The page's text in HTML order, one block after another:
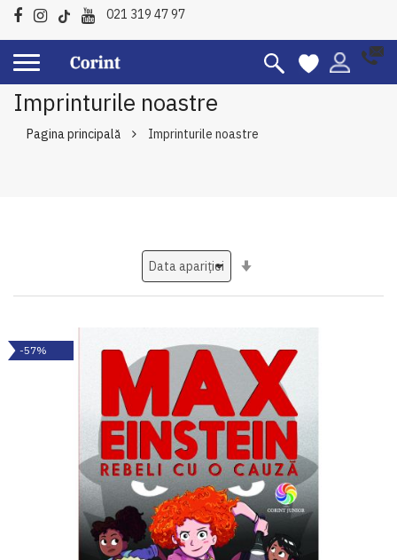
021 319 47 97
Imprinturile noastre
Pagina principală Imprinturile noastre
-57%